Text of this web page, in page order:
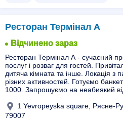
Ресторан Термінал А
Відчинено зараз
Ресторан Термінал А - сучасний
послуг і розваг для гостей.
дитяча кімната та інше. Локація з
різних активностей. Готуємо
1000. Запрошуємо на неабиякий
1 Yevropeyska square, Рясне-
79007